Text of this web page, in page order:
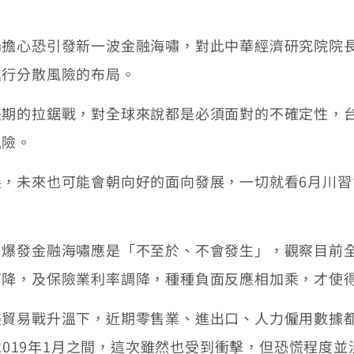
恐引發新一波金融海嘯，對此中華經濟研究院院
分散風險的布局。
拉鋸戰，對全球來說都是必須面對的不確定性，
。
來也可能會朝向好的面向發展，一切就看6月川習
金融海嘯應是「不至於、不會發生」，觀察目前
，及保險業利率調降，種種負面反應相加乘，才使
戰升溫下，近期零售業、進出口、人力僱用數據
年1月之間，這次雖然也受到衝擊，但恐慌程度